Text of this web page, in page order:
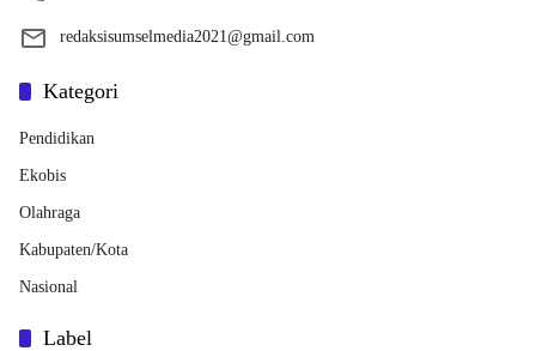
redaksisumselmedia2021@gmail.com
Kategori
Pendidikan
Ekobis
Olahraga
Kabupaten/Kota
Nasional
Label